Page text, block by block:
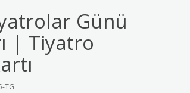
Günü
| Tiyatro
TG